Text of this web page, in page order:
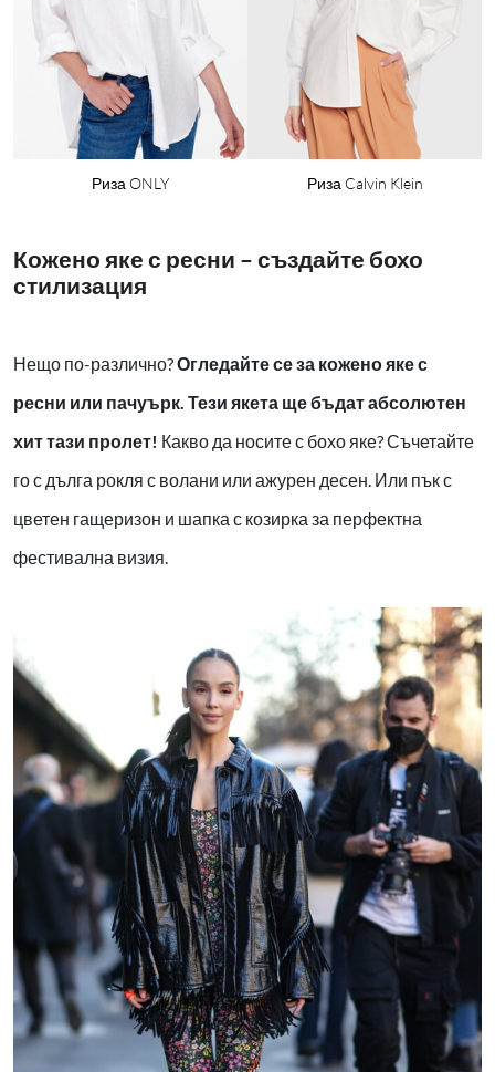
Риза ONLY Риза Calvin Klein
Кожено яке с ресни – създайте бохо
стилизация
Нещо по-различно?Огледайте се за кожено яке с
ресни или пачуърк. Тези якета ще бъдат абсолютен
хит тази пролет! Какво да носите с бохо яке? Съчетайте
го с дълга рокля с волани или ажурен десен. Или пък с
цветен гащеризон и шапка с козирка за перфектна
фестивална визия.